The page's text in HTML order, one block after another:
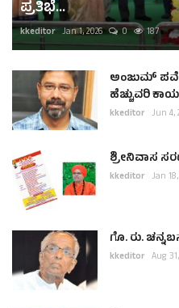
ಪ್ರತಿಭೆ...
kkeditor Jan 1, 2026 0 187
ಅಂಜುಮ್
ಹೆಚ್ಚುವರಿ
kkeditor Jun 4,
ಶ್ರೀನಿವಾಸ
kkeditor Jan
ಗೊ. ರು.
kkeditor Aug